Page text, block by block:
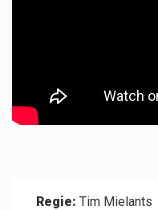
Regie: Tim Mielants